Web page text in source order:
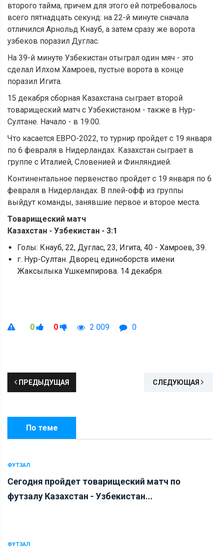
второго тайма, причем для этого ей потребовалось
всего пятнадцать секунд: на 22-й минуте сначала
отличился Арнольд Кнауб, а затем сразу же ворота
узбеков поразил Дуглас.
На 39-й минуте Узбекистан отыграл один мяч - это
сделал Илхом Хамроев, пустые ворота в конце
поразил Игита.
15 декабря сборная Казахстана сыграет второй
товарищеский матч с Узбекистаном - также в Нур-
Султане. Начало - в 19:00.
Что касается ЕВРО-2022, то турнир пройдет с 19 января
по 6 февраля в Нидерландах. Казахстан сыграет в
группе с Италией, Словенией и Финляндией.
Континентальное первенство пройдет с 19 января по 6
февраля в Нидерландах. В плей-офф из группы
выйдут команды, занявшие первое и второе места.
Товарищеский матч
Казахстан - Узбекистан - 3:1
Голы: Кнауб, 22, Дуглас, 23, Игита, 40 - Хамроев, 39.
г. Нур-Султан. Дворец единоборств имени
Жаксылыка Ушкемпирова. 14 декабря.
0 0 2 009 0
ПРЕДЫДУЩАЯ СЛЕДУЮЩАЯ
По теме
ФУТЗАЛ
Сегодня пройдет товарищеский матч по
футзалу Казахстан - Узбекистан...
ФУТЗАЛ